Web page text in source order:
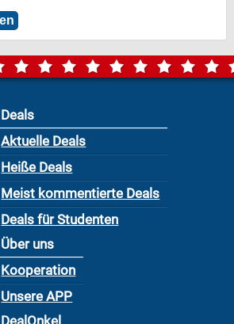
Deals
Aktuelle Deals
Heiße Deals
Meist kommentierte Deals
Deals für Studenten
Über uns
Kooperation
Unsere APP
DealOnkel